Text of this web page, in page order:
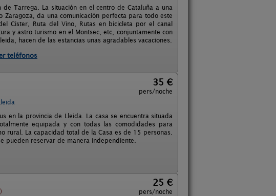
Tarrega. La situación en el centro de Cataluña a una
da una comunicación perfecta para todo este
Cister, Ruta del Vino, Rutas en bicicleta por el canal
y astro turismo en el Montsec, etc, conjuntamente con
hacen de las estancias unas agradables vacaciones.
teléfonos
35 €
pers/noche
en la provincia de Lleida. La casa se encuentra situada
equipada y con todas las comodidades para
rural. La capacidad total de la Casa es de 15 personas.
pueden reservar de manera independiente.
25 €
pers/noche